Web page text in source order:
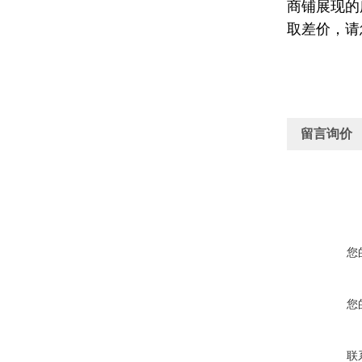
商铺展现
取差价，
留言询价
您
您
联